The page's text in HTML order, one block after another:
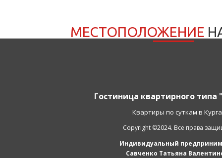
МЕСТОПОЛОЖЕНИЕ
Гостиница квартирного типа
Квартиры по суткам в
Copyright ©2024. Все права
Индивидуальный
Савченко Татьяна